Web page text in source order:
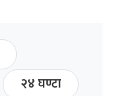
२४ घण्टा